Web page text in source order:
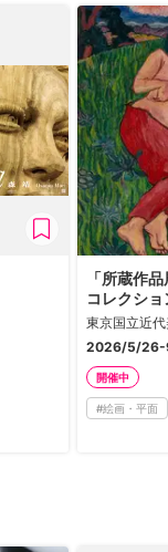
「所蔵作
コレクショ
東京国立近
2026/5/26-
開催中
#絵画・平面